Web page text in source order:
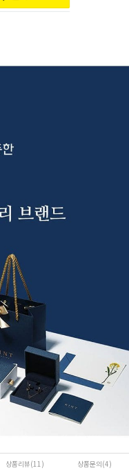
상품리뷰(11) 상품문의(4)